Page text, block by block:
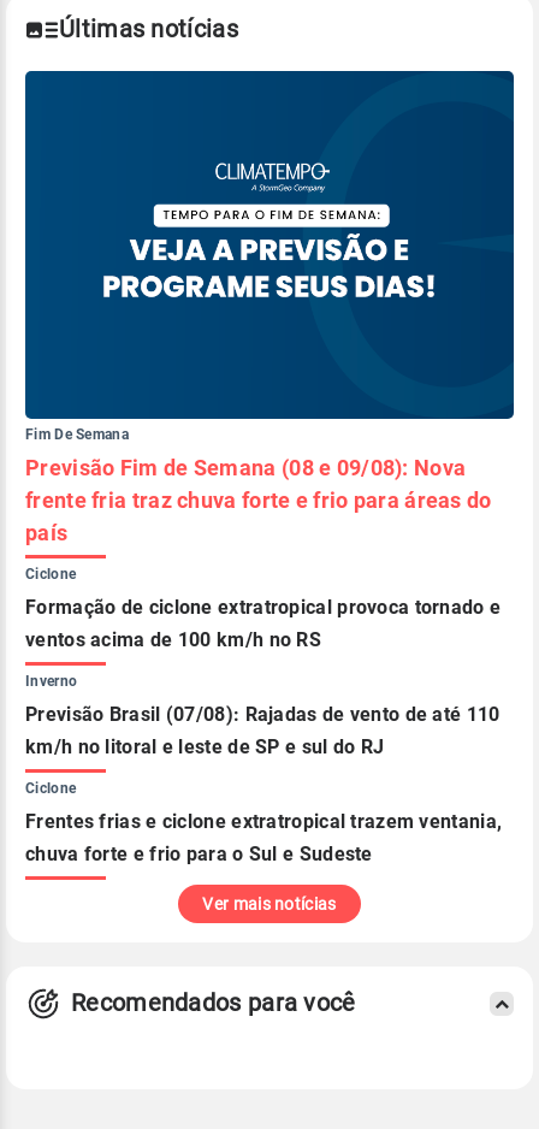
Últimas notícias
Fim De Semana
Previsão Fim de Semana (08 e 09/08): Nova
frente fria traz chuva forte e frio para áreas do
país
Ciclone
Formação de ciclone extratropical provoca tornado e
ventos acima de 100 km/h no RS
Inverno
Previsão Brasil (07/08): Rajadas de vento de até 110
km/h no litoral e leste de SP e sul do RJ
Ciclone
Frentes frias e ciclone extratropical trazem ventania,
chuva forte e frio para o Sul e Sudeste
Ver mais notícias
Recomendados para você